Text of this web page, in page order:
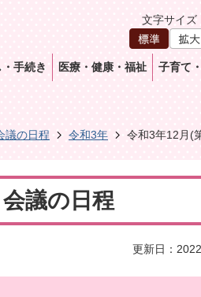
文字サイズ
・手続き 医療・健康・福祉 子育て
議の日程 令和3年 令和3年12月(
議の日程
更新日：